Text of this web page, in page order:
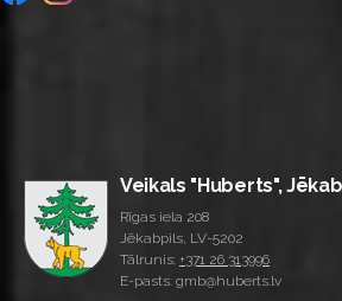
Veikals "Huberts",
Rīgas iela 208
Jēkabpils, LV-5202
Tālrunis: +371 26 313996
E-pasts: gmb@huberts.lv